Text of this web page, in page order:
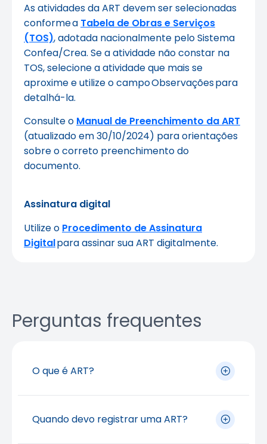
As atividades da ART devem ser selecionadas
conforme a Tabela de Obras e Serviços
(TOS), adotada nacionalmente pelo Sistema
Confea/Crea. Se a atividade não constar na
TOS, selecione a atividade que mais se
aproxime e utilize o campo Observações para
detalhá-la.
Consulte o Manual de Preenchimento da ART
(atualizado em 30/10/2024) para orientações
sobre o correto preenchimento do
documento.
Assinatura digital
Utilize o Procedimento de Assinatura
Digitalpara assinar sua ART digitalmente.
Perguntas frequentes
O que é ART?
A
Anotação de Responsabilidade
Técnica (ART)
é o documento que registra,
Quando devo registrar uma ART?